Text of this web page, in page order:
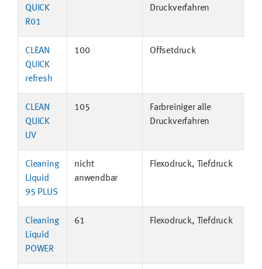
QUICK
R01
Druckverfahren
CLEAN
QUICK
refresh
100 Offsetdruck
CLEAN
QUICK
UV
105
Farbreiniger alle
Druckverfahren
Cleaning
Liquid
95 PLUS
nicht
anwendbar
Flexodruck, Tiefdruck
Cleaning
Liquid
POWER
61 Flexodruck, Tiefdruck